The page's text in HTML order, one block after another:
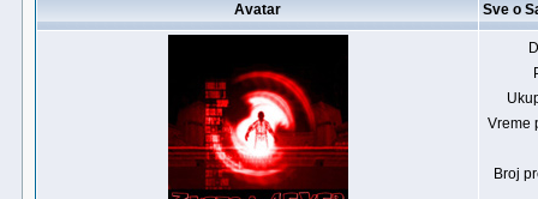
Avatar Sve o
Vreme
Broj